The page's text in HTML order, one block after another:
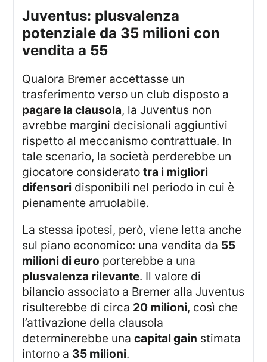
juventus: plusvalenza
potenziale da 35 milioni con
vendita a 55
Qualora Bremer accettasse un
trasferimento verso un club disposto a
pagare la clausola, la Juventus non
avrebbe margini decisionali aggiuntivi
rispetto al meccanismo contrattuale. In
tale scenario, la società perderebbe un
giocatore consideratotra i migliori
difensori disponibili nel periodo in cui è
pienamente arruolabile.
La stessa ipotesi, però, viene letta anche
sul piano economico: una vendita da 55
milioni di euro porterebbe a una
plusvalenza rilevante. Il valore di
bilancio associato a Bremer alla Juventus
risulterebbe di circa 20 milioni, così che
l’attivazione della clausola
determinerebbe unacapital gain stimata
intorno a 35 milioni.